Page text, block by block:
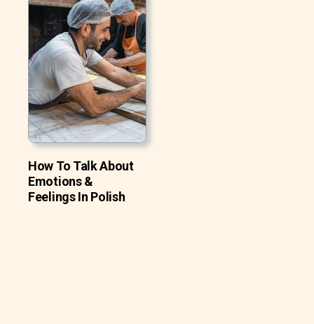
How To Talk About
Emotions &
Feelings In Polish